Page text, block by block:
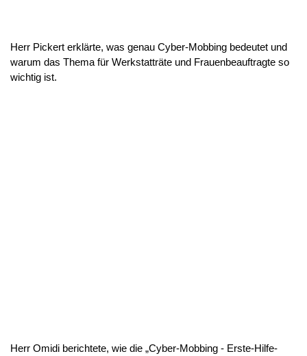
Herr Pickert erklärte, was genau Cyber-Mobbing bedeutet und
warum das Thema für Werkstatträte und Frauenbeauftragte so
wichtig ist.
Herr Omidi berichtete, wie die „Cyber-Mobbing - Erste-Hilfe-